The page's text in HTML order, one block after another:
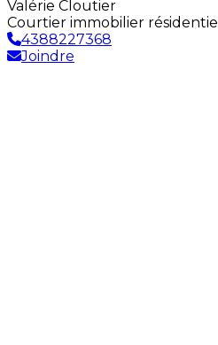
Valérie Cloutier
Courtier immobilier résidentiel
4388227368
Joindre